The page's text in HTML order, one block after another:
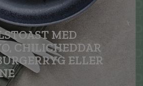
MED
CHILICHEDDAR
ELLER